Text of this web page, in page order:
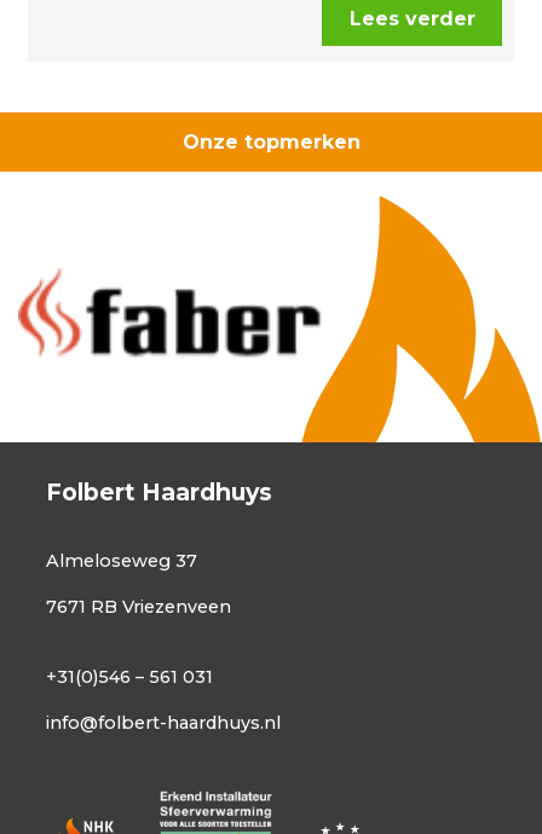
Lees verder
Onze topmerken
Folbert Haardhuys
Almeloseweg 37
7671 RB Vriezenveen
+31(0)546 – 561 031
info@folbert-haardhuys.nl